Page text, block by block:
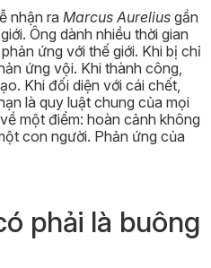
nhận ra Marcus Aurelius gần
Ông dành nhiều thời gian
ứng với thế giới. Khi bị chỉ
ứng vội. Khi thành công,
Khi đối diện với cái chết,
là quy luật chung của mọi
một điểm: hoàn cảnh không
con người. Phản ứng của
phải là buông